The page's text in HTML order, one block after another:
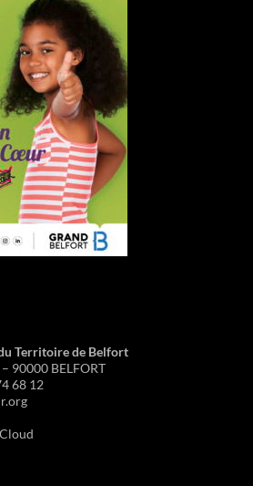
Territoire de Belfort
90000 BELFORT
68 12